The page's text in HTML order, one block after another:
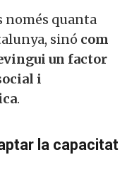
només quanta
sinó com
un factor
i
.
la capacitat